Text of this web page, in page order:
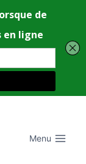
Menu